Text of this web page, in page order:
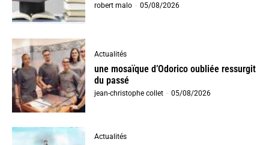
robert malo - 05/08/2026
Actualités
une mosaïque d’Odorico oubliée ressurgit
du passé
jean-christophe collet - 05/08/2026
Actualités